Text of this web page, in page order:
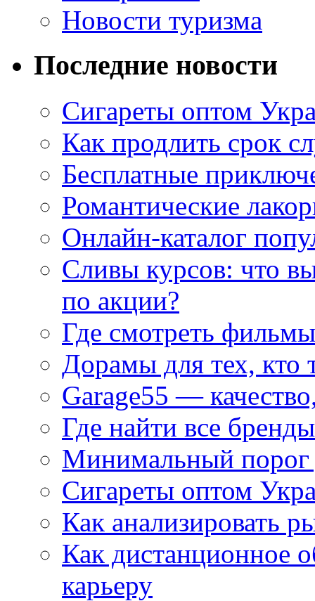
Новости туризма
Последние новости
Сигареты оптом
Как продлить срок
Бесплатные
Романтические
Онлайн-каталог
Сливы курсов: что
по акции?
Где смотреть
Дорамы для тех, кто
Garage55 —
Где найти все
Минимальный порог
Сигареты оптом
Как анализировать
Как дистанционное
карьеру